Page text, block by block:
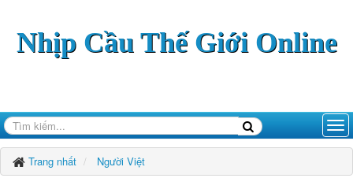
Nhịp Cầu Thế Giới Online
Trang nhất Người Việt